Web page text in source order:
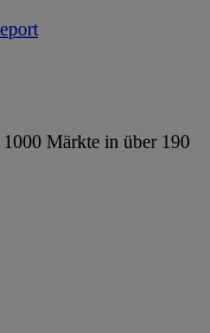
Märkte in über 190